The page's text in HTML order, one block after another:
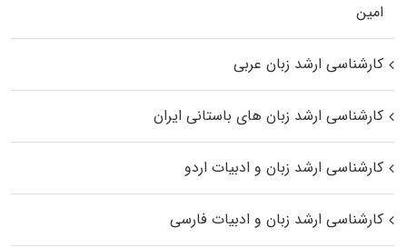
اﻣﻴﻦ
کارشناسی ارشد زبان عربی
کارشناسی ارشد زبان‌ های باستانی ایران
کارشناسی ارشد زبان و ادبیات اردو
کارشناسی ارشد زبان و ادبیات فارسی